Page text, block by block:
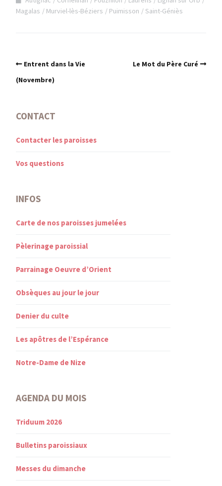
Magalas
Murviel-lès-Béziers Puimisson Saint-Géniès
Entrent dans la Vie
(Novembre)
Le Mot du Père Curé
CONTACT
Contacter les paroisses
Vos questions
INFOS
Carte de nos paroisses jumelées
Pèlerinage paroissial
Parrainage Oeuvre d’Orient
Obsèques au jour le jour
Denier du culte
Les apôtres de l’Espérance
Notre-Dame de Nize
AGENDA DU MOIS
Triduum 2026
Bulletins paroissiaux
Messes du dimanche